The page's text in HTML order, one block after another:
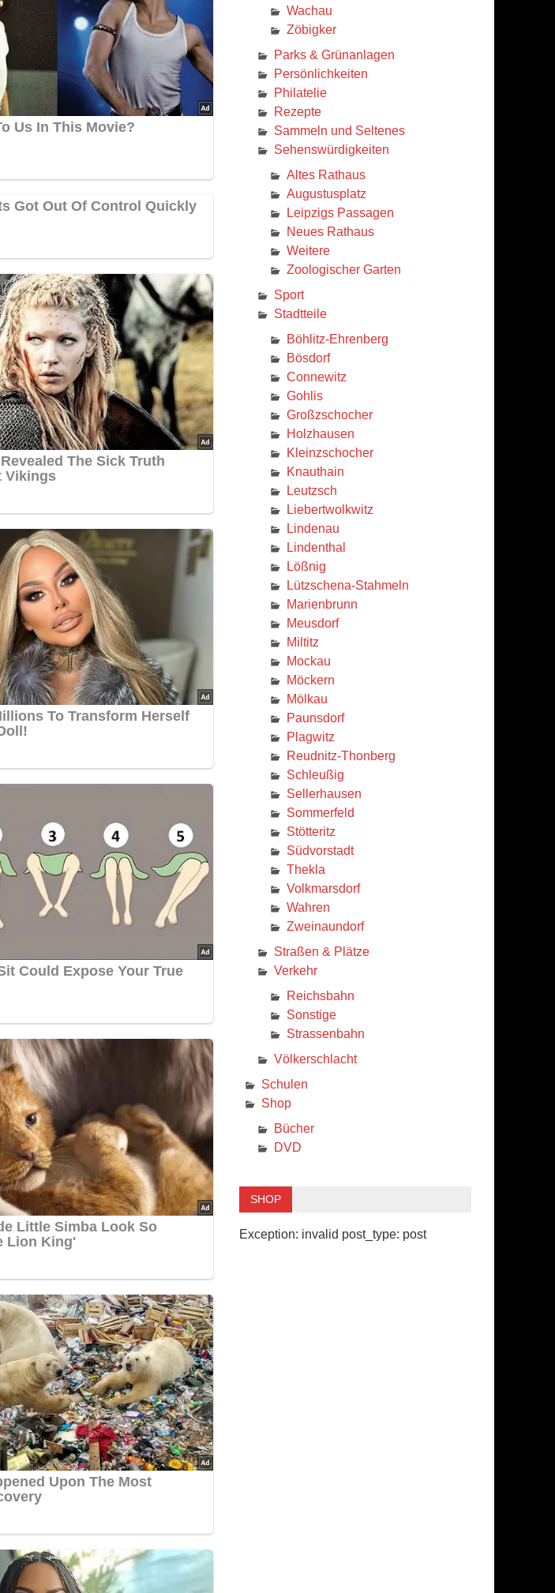
Wachau
Zöbigker
Parks & Grünanlagen
Persönlichkeiten
Philatelie
Rezepte
Sammeln und Seltenes
Sehenswürdigkeiten
Altes Rathaus
Augustusplatz
Leipzigs Passagen
Neues Rathaus
Weitere
Zoologischer Garten
Sport
Stadtteile
Böhlitz-Ehrenberg
Bösdorf
Connewitz
Gohlis
Großzschocher
Holzhausen
Kleinzschocher
Knauthain
Leutzsch
Liebertwolkwitz
Lindenau
Lindenthal
Lößnig
Lützschena-Stahmeln
Marienbrunn
Meusdorf
Miltitz
Mockau
Möckern
Mölkau
Paunsdorf
Plagwitz
Reudnitz-Thonberg
Schleußig
Sellerhausen
Sommerfeld
Stötteritz
Südvorstadt
Thekla
Volkmarsdorf
Wahren
Zweinaundorf
Straßen & Plätze
Verkehr
Reichsbahn
Sonstige
Strassenbahn
Völkerschlacht
Schulen
Shop
Bücher
DVD
SHOP
Exception: invalid post_type: post